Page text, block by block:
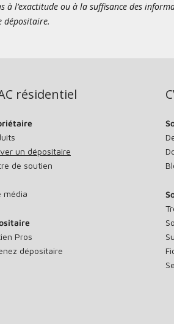
l’exactitude ou à la suffisance des
dépositaire.
résidentiel
un dépositaire
de soutien
média
Pros
dépositaire